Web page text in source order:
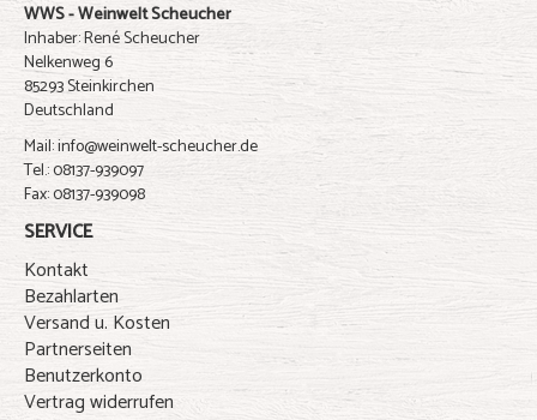
WWS - Weinwelt Scheucher
Inhaber: René Scheucher
Nelkenweg 6
85293 Steinkirchen
Deutschland
Mail: info@weinwelt-scheucher.de
Tel.: 08137-939097
Fax: 08137-939098
SERVICE
Kontakt
Bezahlarten
Versand u. Kosten
Partnerseiten
Benutzerkonto
Vertrag widerrufen